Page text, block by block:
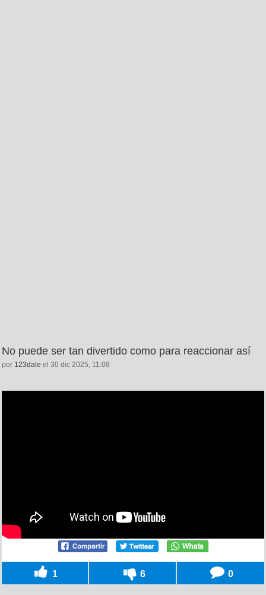
No puede ser tan divertido como para reaccionar así
por 123dale el 30 dic 2025, 11:08
1 6 0